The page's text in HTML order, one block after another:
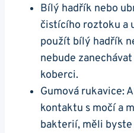
Bílý hadřík nebo
čistícího roztoku a
použít bílý hadřík
nebude
koberci.
Gumová rukavice:
kontaktu s močí a
bakterií, měli